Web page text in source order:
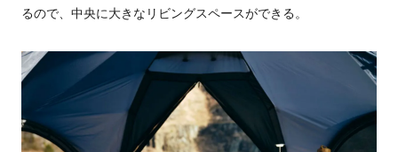
るので、中央に大きなリビングスペースができる。